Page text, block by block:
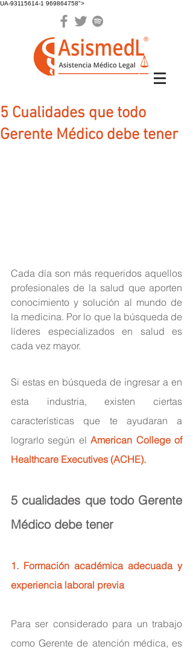
UA-93115614-1 969864758">
5 Cualidades que todo
Gerente Médico debe tener
Cada día son más requeridos aquellos
profesionales de la salud que aporten
conocimiento y solución al mundo de
la medicina. Por lo que la búsqueda de
líderes especializados en salud es
cada vez mayor.
Si estas en búsqueda de ingresar a en
esta industria, existen ciertas
características que te ayudaran a
lograrlo según el American College of
Healthcare Executives (ACHE).
5 cualidades que todo Gerente
Médico debe tener
1. Formación académica adecuada y
experiencia laboral previa
Para ser considerado para un trabajo
como Gerente de atención médica, es